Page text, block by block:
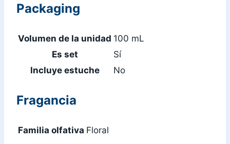
Packaging
Volumen de la unidad 100 mL
Es set
Sí
Incluye estuche
No
Fragancia
Familia olfativa Floral